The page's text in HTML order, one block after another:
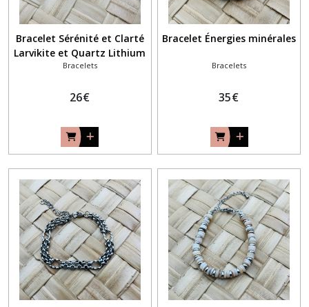
Bracelet Sérénité et Clarté
Larvikite et Quartz Lithium
Bracelets
26€
Bracelet Énergies minérales
Bracelets
35€